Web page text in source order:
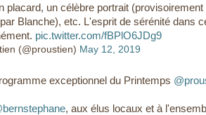
placard, un célèbre portrait
Blanche), etc. L'esprit de sérénité dans
pic.twitter.com/fBPlO6JDg9
(@proustien) May 12, 2019
exceptionnel du Printemps
, aux élus locaux et à